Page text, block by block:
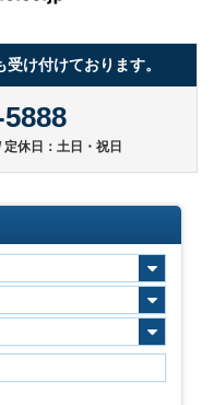
け付けております。
休日：土日・祝日